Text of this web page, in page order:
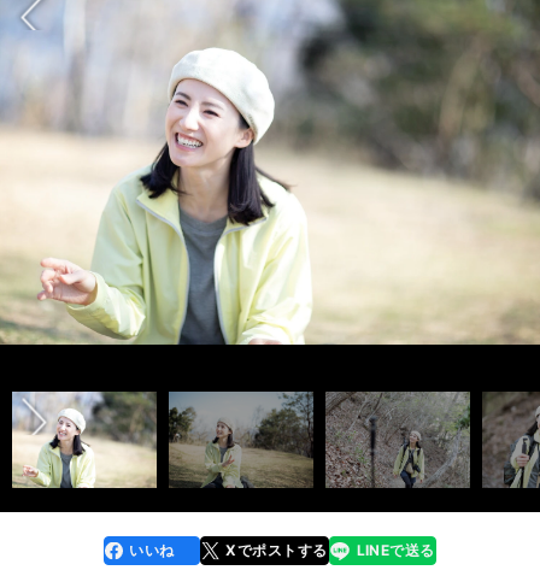
次へ
モデルで登山YouTuberの山下舞弓さん photo by Kato Shotaro
インタビュー記事はこちら＞＞
山下舞弓さんのおすすめ北八ヶ岳・高見石小屋 photo by Yamashita
Mayumi
詳細を記事でチェック＞＞
山下さんのおすすめ北八ヶ岳・白駒荘
詳細を記事でチェック＞＞
山下さんのおすすめ北アルプス・大天荘
詳細を記事でチェック＞＞
山下さんのおすすめ御嶽山・五の池小屋
詳細を記事でチェック＞＞
山下さんのおすすめ南アルプス・仙丈小屋
詳細を記事でチェック＞＞
前へ
faceboo
k
いいね Xでポストする
line LINEで送る